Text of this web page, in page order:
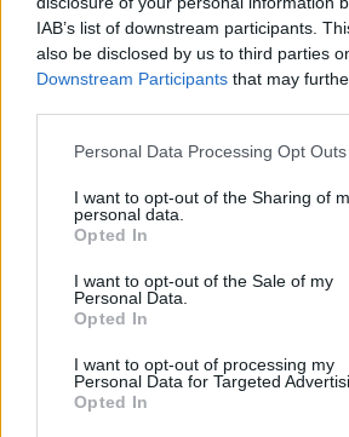
IAB’s list of downstream participants.
also be disclosed by us to third parties
Downstream Participants that may
Please note that this website/app uses
not limited to your visit or usage
grant or deny consent to Google and its
use your data for below specified
consent section.
Personal Data Processing Opt Outs
I want to opt-out of the Sharing of
personal data.
Opted In
I want to opt-out of the Sale of my
Personal Data.
Opted In
I want to opt-out of processing my
Personal Data for Targeted
Opted In